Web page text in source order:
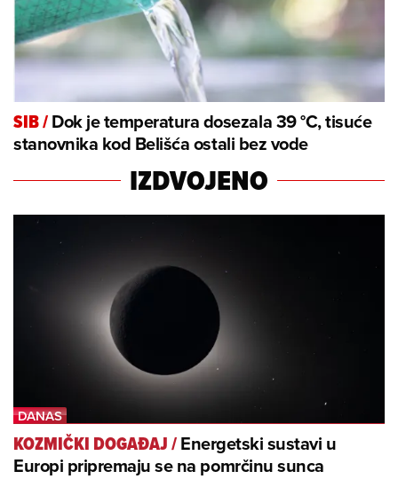
SIB/Dok je temperatura dosezala 39 °C, tisuće
stanovnika kod Belišća ostali bez vode
IZDVOJENO
KOZMIČKI DOGAĐAJ/Energetski sustavi u
Europi pripremaju se na pomrčinu sunca